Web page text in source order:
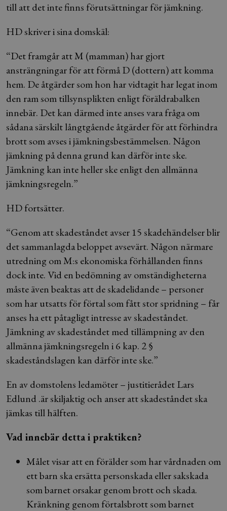
till att det inte finns förutsättningar för jämkning.
HD skriver i sina domskäl:
“Det framgår att M (mamman) har gjort
ansträngningar för att förmå D (dottern) att komma
hem. De åtgärder som hon har vidtagit har legat inom
den ram som tillsynsplikten enligt föräldrabalken
innebär. Det kan därmed inte anses vara fråga om
sådana särskilt långtgående åtgärder för att förhindra
brott som avses i jämkningsbestämmelsen. Någon
jämkning på denna grund kan därför inte ske.
Jämkning kan inte heller ske enligt den allmänna
jämkningsregeln.”
HD fortsätter.
“Genom att skadeståndet avser 15 skadehändelser blir
det sammanlagda beloppet avsevärt. Någon närmare
utredning om M:s ekonomiska förhållanden finns
dock inte. Vid en bedömning av omständigheterna
måste även beaktas att de skadelidande – personer
som har utsatts för förtal som fått stor spridning – får
anses ha ett påtagligt intresse av skadeståndet.
Jämkning av skadeståndet med tillämpning av den
allmänna jämkningsregeln i 6 kap. 2 §
skadeståndslagen kan därför inte ske.”
En av domstolens ledamöter – justitierådet Lars
Edlund .är skiljaktig och anser att skadeståndet ska
jämkas till hälften.
Vad innebär detta i praktiken?
Målet visar att en förälder som har vårdnaden om
ett barn ska ersätta personskada eller sakskada
som barnet orsakar genom brott och skada.
Kränkning genom förtalsbrott som barnet